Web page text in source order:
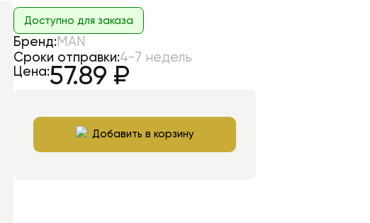
Доступно для заказа
Бренд:MAN
Сроки отправки:4-7 недель
Цена:57.89 ₽
Добавить в корзину